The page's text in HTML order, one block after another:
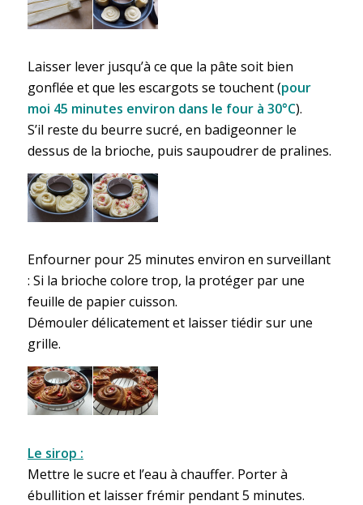
Laisser lever jusqu’à ce que la pâte soit bien
gonflée et que les escargots se touchent (pour
moi 45 minutes environ dans le four à 30°C).
S’il reste du beurre sucré, en badigeonner le
dessus de la brioche, puis saupoudrer de pralines.
Enfourner pour 25 minutes environ en surveillant
: Si la brioche colore trop, la protéger par une
feuille de papier cuisson.
Démouler délicatement et laisser tiédir sur une
grille.
Le sirop :
Mettre le sucre et l’eau à chauffer. Porter à
ébullition et laisser frémir pendant 5 minutes.